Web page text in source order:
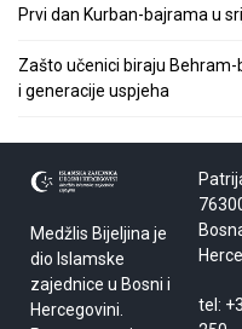
Prvi dan Kurban-bajrama u
Zašto učenici biraju
i generacije uspjeha
Medžlis Bijeljina je
dio Islamske
zajednice u Bosni i
Hercegovini.
tel: